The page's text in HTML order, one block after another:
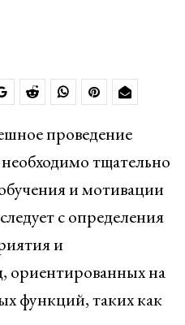
проведение
тщательно
и мотивации
с определения
и
ориентированных на
функций, таких как